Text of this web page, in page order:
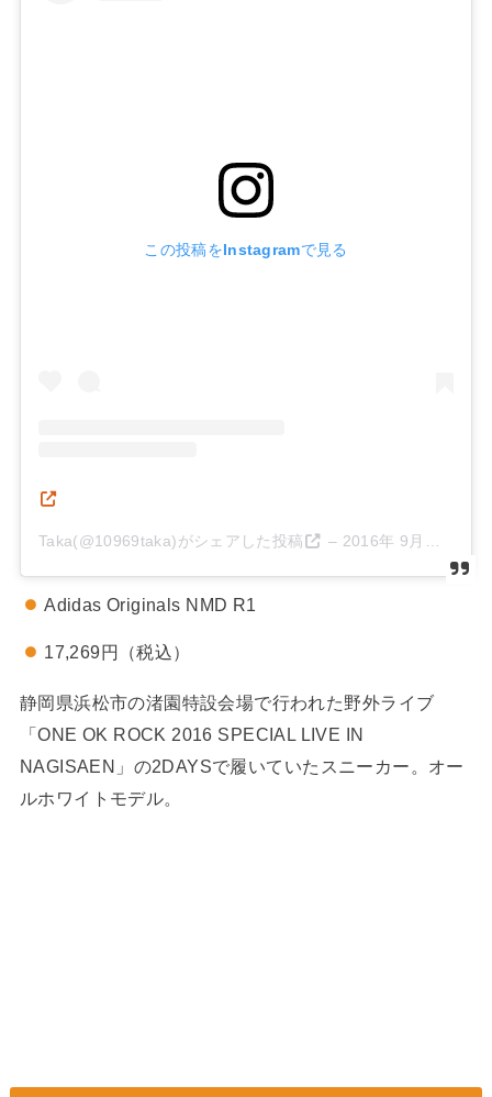
この投稿をInstagramで見る
Taka(@10969taka)がシェアした投稿 – 2016年 9月月11日午後5時55分PDT
Adidas Originals NMD R1
17,269円（税込）
静岡県浜松市の渚園特設会場で行われた野外ライブ
「ONE OK ROCK 2016 SPECIAL LIVE IN
NAGISAEN」の2DAYSで履いていたスニーカー。オー
ルホワイトモデル。